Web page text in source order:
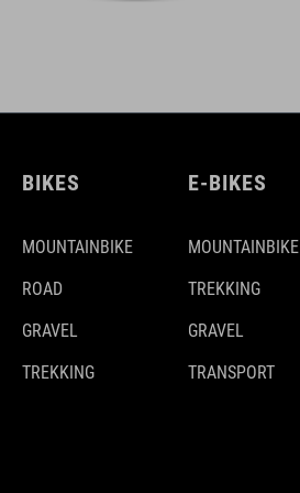
BIKES
MOUNTAINBIKE
ROAD
GRAVEL
TREKKING
E-BIKES
MOUNTAINBIKE
TREKKING
GRAVEL
TRANSPORT